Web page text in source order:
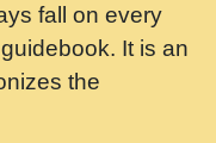
-Swami
Shyam
fall on every
It is an
the